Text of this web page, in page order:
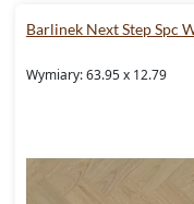
Barlinek Next Step Spc
Wymiary: 63.95 x 12.79